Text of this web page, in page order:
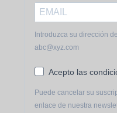
Introduzca su dirección
abc@xyz.com
Acepto las
Puede cancelar su
enlace de nuestra